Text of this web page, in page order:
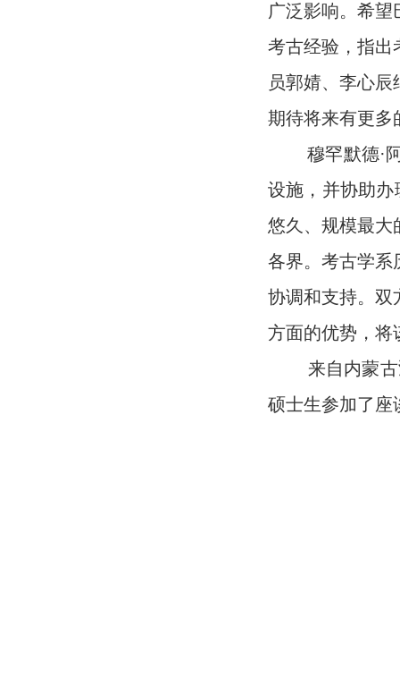
广泛影响。希
考古经验，指出
员郭婧、李心
期待将来有更多
穆罕默德·阿
设施，并协助
悠久、规模最大
各界。考古学系
协调和支持。双
方面的优势，将
来自内蒙古鸿
硕士生参加了座